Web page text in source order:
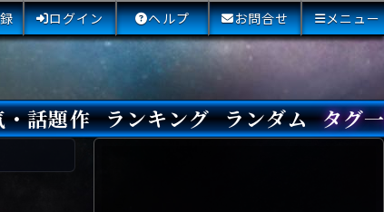
ログイン ヘルプ お問合せ メニュー
・話題作 ランキング ランダム タグ